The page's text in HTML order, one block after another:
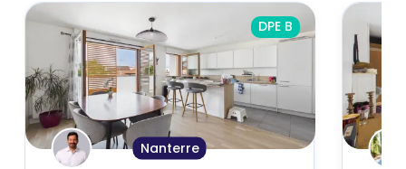
DPE B
Nanterre